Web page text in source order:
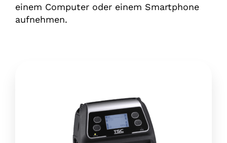
einem Computer oder einem Smartphone
aufnehmen.